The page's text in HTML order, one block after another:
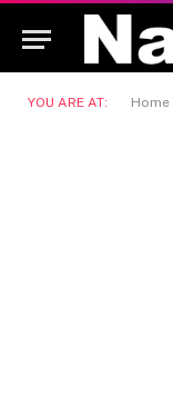
YOU ARE AT: Home